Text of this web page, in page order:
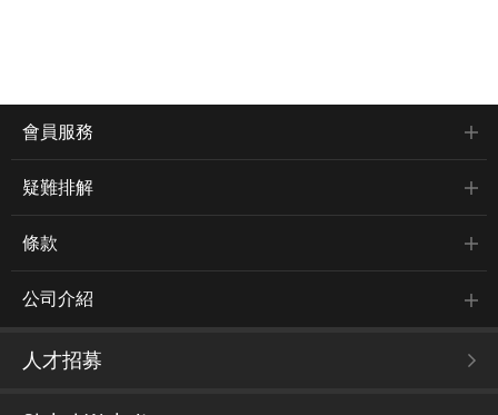
會員服務
疑難排解
條款
公司介紹
人才招募